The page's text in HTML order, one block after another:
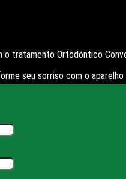
tratamento Ortodôntico
seu sorriso com o